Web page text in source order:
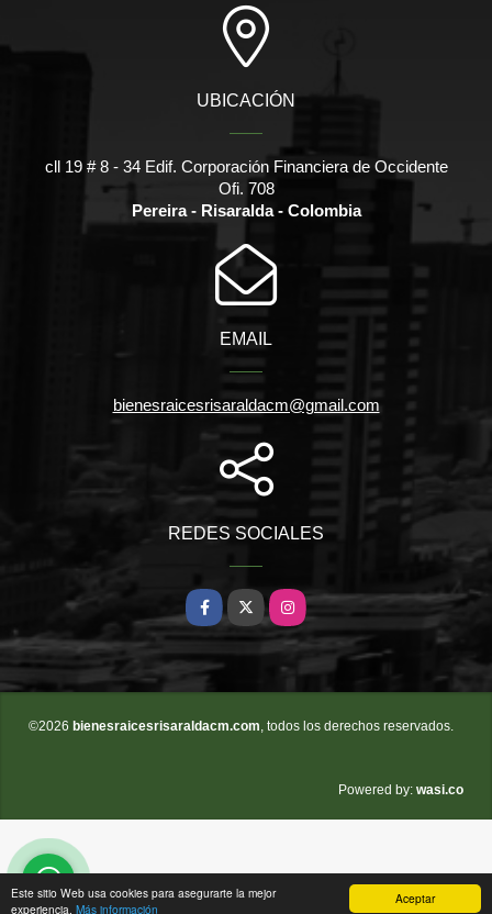
Aceptar
Este sitio Web usa cookies para asegurarte la mejor
experiencia. Más información
UBICACIÓN
cll 19 # 8 - 34 Edif. Corporación Financiera de Occidente
Ofi. 708
Pereira - Risaralda - Colombia
EMAIL
bienesraicesrisaraldacm@gmail.com
REDES SOCIALES
Facebook
X Instagram
©2026 bienesraicesrisaraldacm.com , todos los derechos reservados.
Powered by: wasi.co